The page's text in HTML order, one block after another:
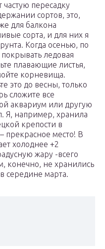
пересадку
сортов, это,
для балкона
сорта, и для них я
Когда осенью, по
ледовая
плавающие листья,
корневища.
это до весны, только
сложите все
аквариум или другую
Я, например, хранила
крепости в
прекрасное место! В
холоднее +2
жару -всего
конечно, не хранились
середине марта.